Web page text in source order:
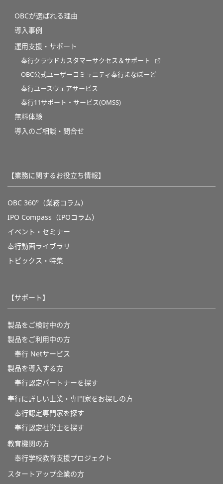
OBCが選ばれる理由
導入事例
運用支援・サポート
奉行クラウドカスタマーサクセス＆サポート
OBC公式ユーザーコミュニティ奉行まなぼーど
奉行ユースウェアサービス
奉行11サポート・サービス(OMSS)
無料体験
導入のご相談・問合せ
【業務に関するお役立ち情報】
OBC 360°（業務コラム）
IPO Compass（IPOコラム）
イベント・セミナー
奉行動画ライブラリ
トピックス・特集
【サポート】
製品をご検討中の方
製品をご利用中の方
奉行 Netサービス
製品を導入する方
奉行認定パートナーを探す
奉行に詳しい士業・専門家をお探しの方
奉行認定専門家を探す
奉行認定社労士を探す
教育機関の方
奉⾏学校教育⽀援プロジェクト
スタートアップ企業の方